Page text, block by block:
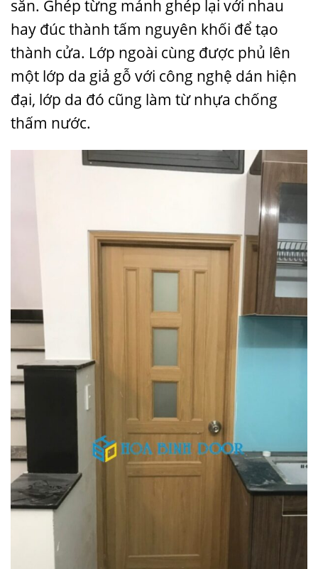
sẵn. Ghép từng mảnh ghép lại với nhau
hay đúc thành tấm nguyên khối để tạo
thành cửa. Lớp ngoài cùng được phủ lên
một lớp da giả gỗ với công nghệ dán hiện
đại, lớp da đó cũng làm từ nhựa chống
thấm nước.